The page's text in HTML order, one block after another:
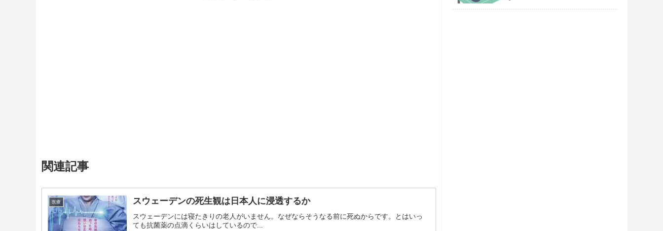
関連記事
医療 スウェーデンの死生観は日本人に浸透するか
スウェーデンには寝たきりの老人がいません。なぜならそうなる前に死ぬからです。とはいっ
ても抗菌薬の点滴くらいはしているので...